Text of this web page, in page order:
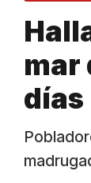
mar
días